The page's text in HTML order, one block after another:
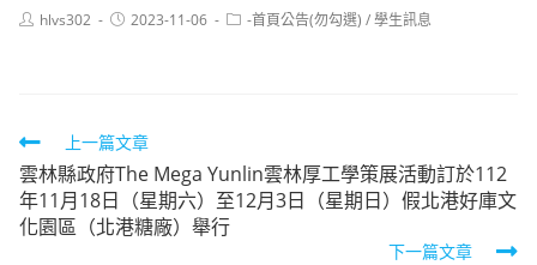
Posthlvs302
Post2023-11-06
Post-首頁公告(勿勾選) /學生訊息
Read
more
articles
上一篇文章
雲林縣政府The Mega Yunlin雲林厚工學策展活動訂於112
年11月18日（星期六）至12月3日（星期日）假北港好庫文
化園區（北港糖廠）舉行
下一篇文章